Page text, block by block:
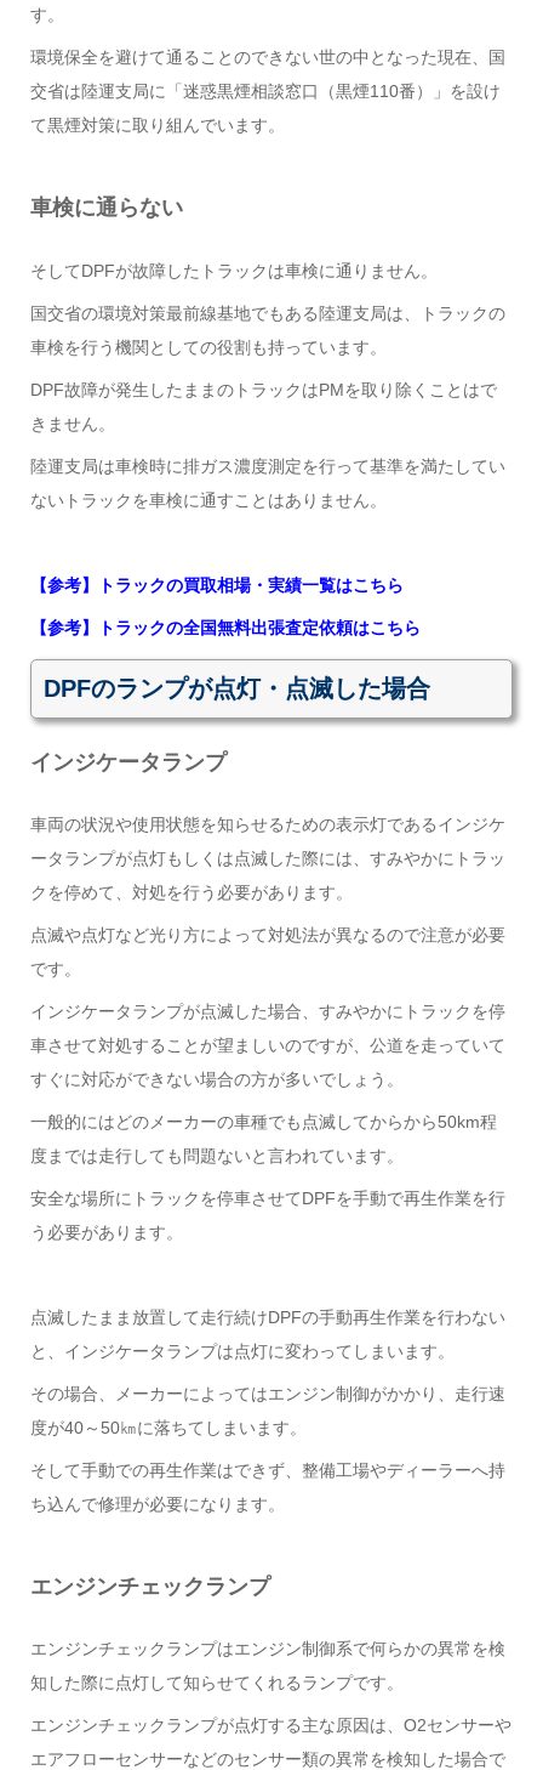
す。
環境保全を避けて通ることのできない世の中となった現在、国
交省は陸運支局に「迷惑黒煙相談窓口（黒煙110番）」を設け
て黒煙対策に取り組んでいます。
車検に通らない
そしてDPFが故障したトラックは車検に通りません。
国交省の環境対策最前線基地でもある陸運支局は、トラックの
車検を行う機関としての役割も持っています。
DPF故障が発生したままのトラックはPMを取り除くことはで
きません。
陸運支局は車検時に排ガス濃度測定を行って基準を満たしてい
ないトラックを車検に通すことはありません。
【参考】トラックの買取相場・実績一覧はこちら
【参考】トラックの全国無料出張査定依頼はこちら
DPFのランプが点灯・点滅した場合
インジケータランプ
車両の状況や使用状態を知らせるための表示灯であるインジケ
ータランプが点灯もしくは点滅した際には、すみやかにトラッ
クを停めて、対処を行う必要があります。
点滅や点灯など光り方によって対処法が異なるので注意が必要
です。
インジケータランプが点滅した場合、すみやかにトラックを停
車させて対処することが望ましいのですが、公道を走っていて
すぐに対応ができない場合の方が多いでしょう。
一般的にはどのメーカーの車種でも点滅してからから50km程
度までは走行しても問題ないと言われています。
安全な場所にトラックを停車させてDPFを手動で再生作業を行
う必要があります。
点滅したまま放置して走行続けDPFの手動再生作業を行わない
と、インジケータランプは点灯に変わってしまいます。
その場合、メーカーによってはエンジン制御がかかり、走行速
度が40～50㎞に落ちてしまいます。
そして手動での再生作業はできず、整備工場やディーラーへ持
ち込んで修理が必要になります。
エンジンチェックランプ
エンジンチェックランプはエンジン制御系で何らかの異常を検
知した際に点灯して知らせてくれるランプです。
エンジンチェックランプが点灯する主な原因は、O2センサーや
エアフローセンサーなどのセンサー類の異常を検知した場合で